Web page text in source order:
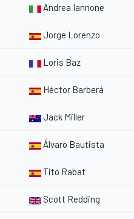
Andrea Iannone
Jorge Lorenzo
Loris Baz
Héctor Barberá
Jack Miller
Álvaro Bautista
Tito Rabat
Scott Redding